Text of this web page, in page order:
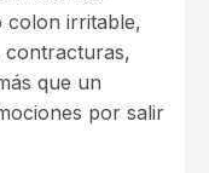
colon irritable,
contracturas,
que un
por salir